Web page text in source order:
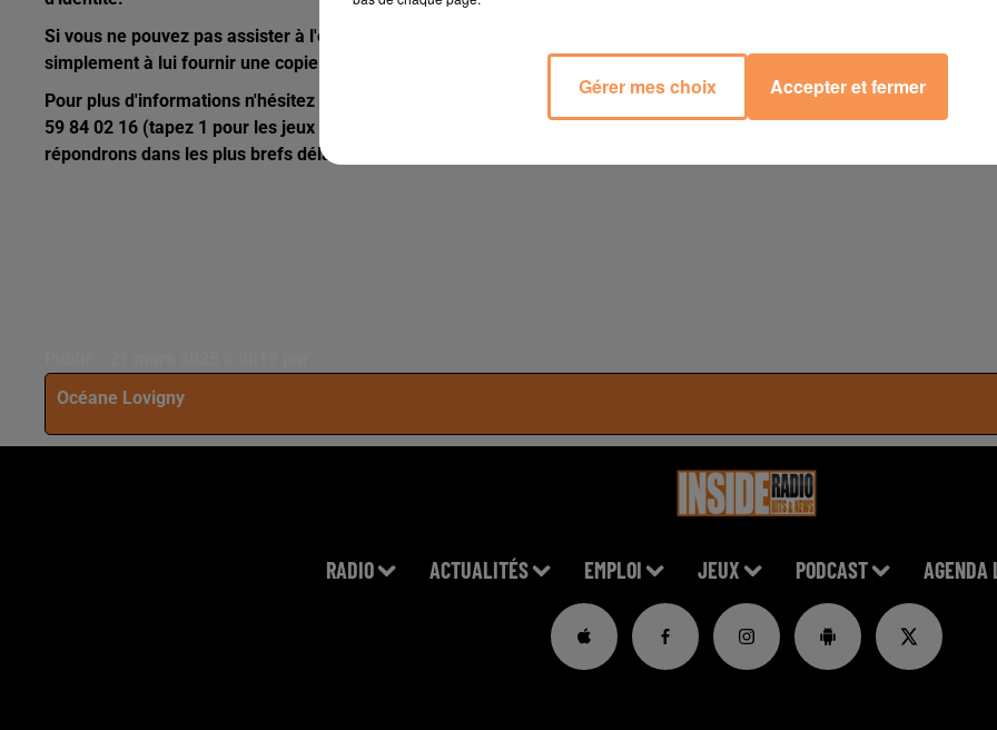
Si vous ne pouvez pas assister à l'évenement, n'hésitez pas à en faire profiter quelqu'un de votre entourage. Pensez
simplement à lui fournir une copie de votre pièce d'identité pour récupérer les invitations.
Pour plus d'informations n'hésitez pas à contacter notre standard de 9h à 12h et de 14h à 19h du lundi au vendredi au 05
59 84 02 16 (tapez 1 pour les jeux antenne) ou à envoyer un message directement sur notre site internetici. Nous vous
répondrons dans les plus brefs délais.
Océane Lovigny
RADIO ACTUALITÉS EMPLOI JEUX PODCAST AGENDA
Gérer mes choix Accepter et fermer